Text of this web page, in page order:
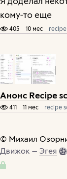
кому-то еще
405 10 мес
Анонс Recipe
411 11 мес recipe
© Михаил
Движок —Эгея